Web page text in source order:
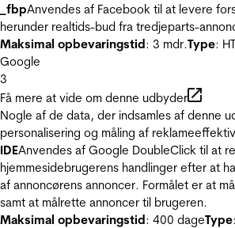
_fbpAnvendes af Facebook til at levere
herunder realtids-bud fra tredjeparts-
Maksimal opbevaringstid: 3 mdr.Type:
Google
3
Få mere at vide om denne udbyder
Nogle af de data, der indsamles af denne
personalisering og måling af
IDEAnvendes af Google DoubleClick til at
hjemmesidebrugerens handlinger efter at
af annoncørens annoncer. Formålet er at
samt at målrette annoncer til brugeren.
Maksimal opbevaringstid: 400 dageType